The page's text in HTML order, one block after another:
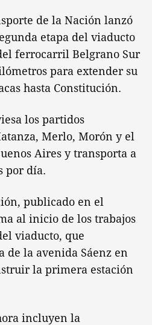
de la Nación lanzó
etapa del viaducto
ferrocarril Belgrano Sur
para extender su
hasta Constitución.
los partidos
Merlo, Morón y el
Aires y transporta a
por día.
publicado en el
al inicio de los trabajos
viaducto, que
de la avenida Sáenz en
la primera estación
incluyen la